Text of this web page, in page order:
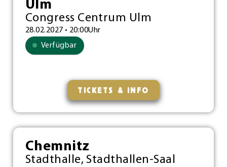
Ulm
Congress Centrum Ulm
28.02.2027 • 20:00Uhr
Verfügbar
TICKETS & INFO
Chemnitz
Stadthalle, Stadthallen-Saal